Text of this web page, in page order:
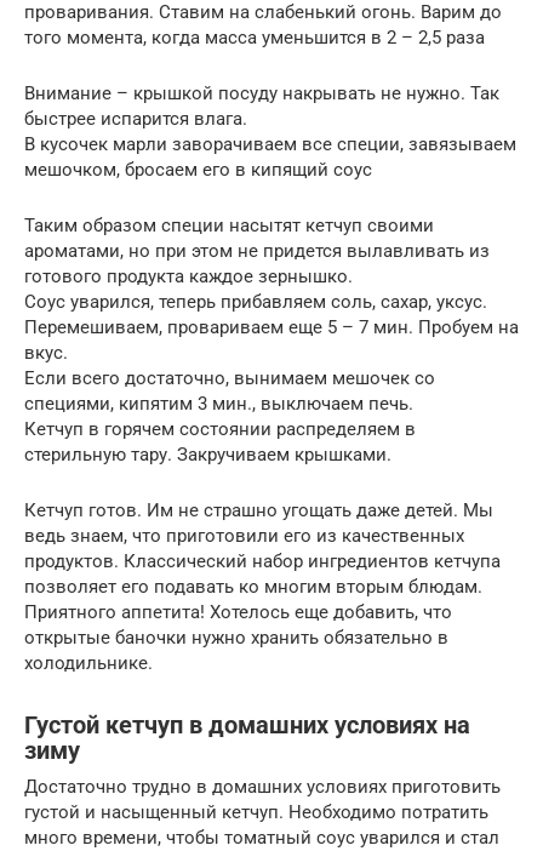
проваривания. Ставим на слабенький огонь. Варим до
того момента, когда масса уменьшится в 2 – 2,5 раза
Внимание – крышкой посуду накрывать не нужно. Так
быстрее испарится влага.
В кусочек марли заворачиваем все специи, завязываем
мешочком, бросаем его в кипящий соус
Таким образом специи насытят кетчуп своими
ароматами, но при этом не придется вылавливать из
готового продукта каждое зернышко.
Соус уварился, теперь прибавляем соль, сахар, уксус.
Перемешиваем, провариваем еще 5 – 7 мин. Пробуем на
вкус.
Если всего достаточно, вынимаем мешочек со
специями, кипятим 3 мин., выключаем печь.
Кетчуп в горячем состоянии распределяем в
стерильную тару. Закручиваем крышками.
Кетчуп готов. Им не страшно угощать даже детей. Мы
ведь знаем, что приготовили его из качественных
продуктов. Классический набор ингредиентов кетчупа
позволяет его подавать ко многим вторым блюдам.
Приятного аппетита! Хотелось еще добавить, что
открытые баночки нужно хранить обязательно в
холодильнике.
Густой кетчуп в домашних условиях на
зиму
Достаточно трудно в домашних условиях приготовить
густой и насыщенный кетчуп. Необходимо потратить
много времени, чтобы томатный соус уварился и стал